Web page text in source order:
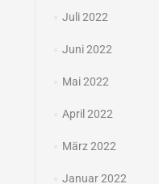
Juli 2022
Juni 2022
Mai 2022
April 2022
März 2022
Januar 2022